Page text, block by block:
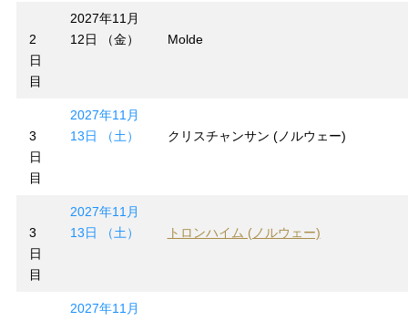
2
日
目
2027年11月
12日 （金）
Molde
3
日
目
2027年11月
13日 （土）
クリスチャンサン (ノルウェー)
3
日
目
2027年11月
13日 （土）
トロンハイム (ノルウェー)
2027年11月